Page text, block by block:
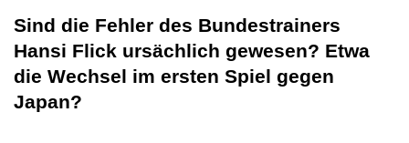
Sind die Fehler des Bundestrainers
Hansi Flick ursächlich gewesen? Etwa
die Wechsel im ersten Spiel gegen
Japan?